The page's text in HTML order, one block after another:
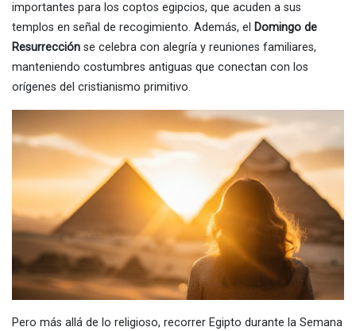
importantes para los coptos egipcios, que acuden a sus
templos en señal de recogimiento. Además, el Domingo de
Resurrección se celebra con alegría y reuniones familiares,
manteniendo costumbres antiguas que conectan con los
orígenes del cristianismo primitivo.
Pero más allá de lo religioso, recorrer Egipto durante la Semana